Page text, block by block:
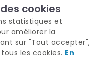
cookies
statistiques et
améliorer la
sur "Tout accepter",
les cookies. En